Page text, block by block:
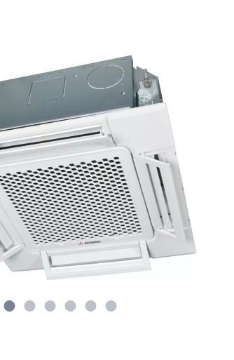
Kanalgeräte
Truhengeräte
Truheneinbaugeräte
Türluftschleier
Tower-Geräte
Wärmetauscher Anschlussmodule
CompTrol
Ferritkern
CO2-Sensor
Modbus-Gateway